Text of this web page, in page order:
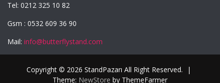
Tel: 0212 325 10 82
Gsm : 0532 609 36 90
Mail: info@butterflystand.com
Copyright © 2026 StandPazarı All Right Reserved.
|
Theme: NewStore by ThemeFarmer